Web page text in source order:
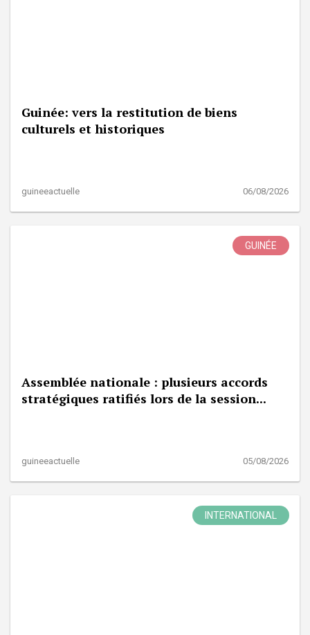
Guinée: vers la restitution de biens
culturels et historiques
guineeactuelle 06/08/2026
GUINÉE
Assemblée nationale : plusieurs accords
stratégiques ratifiés lors de la session...
guineeactuelle 05/08/2026
INTERNATIONAL